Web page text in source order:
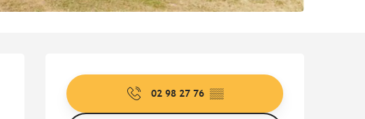
Openingstijden en
02 98 27 76 ▒▒